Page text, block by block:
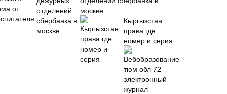
москве
Кыргызстан
права где
номер и серия